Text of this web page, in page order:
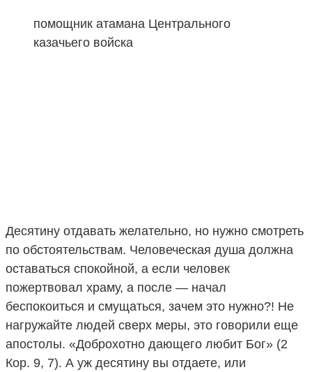
помощник атамана Центрального
казачьего войска
Десятину отдавать желательно, но нужно смотреть
по обстоятельствам. Человеческая душа должна
оставаться спокойной, а если человек
пожертвовал храму, а после — начал
беспокоиться и смущаться, зачем это нужно?! Не
нагружайте людей сверх меры, это говорили еще
апостолы. «Доброхотно дающего любит Бог» (2
Кор. 9, 7). А уж десятину вы отдаете, или